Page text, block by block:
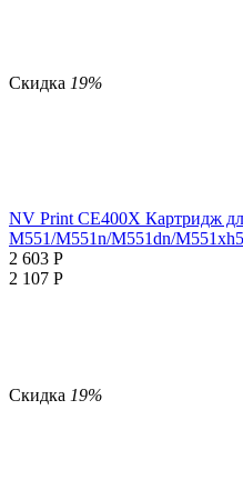
Скидка 19%
NV Print CE400X Картридж
M551/M551n/M551dn/
2 603 Р
2 107 Р
Скидка 19%